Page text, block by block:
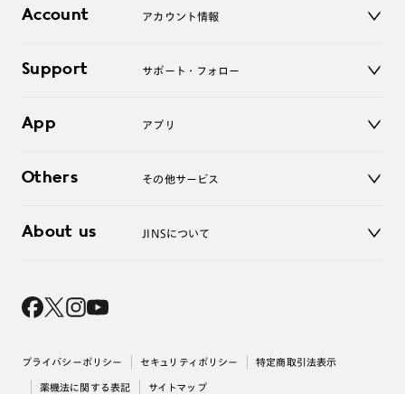
コンタクトレンズ
アクセサリー
オンラインショップ
Account アカウント情報
ログアウト
Support サポート・フォロー
よくあるご質問
お問い合わせ
App アプリ
Others その他サービス
レンズ交換
About us JINSについて
採用情報
出店について
プライバシーポリシー セキュリティポリシー 特定商取引法表示
薬機法に関する表記 サイトマップ